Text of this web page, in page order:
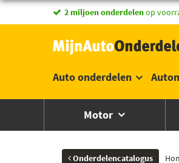
vandaag besteld,morgen in
Auto onderdelen
Motor
Onderdelencatalogus